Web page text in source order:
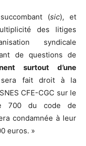
(sic), et
des litiges
syndicale
de questions de
surtout d’une
fait droit à la
CFE-CGC sur le
700 du code de
condamnée à leur
euros. »